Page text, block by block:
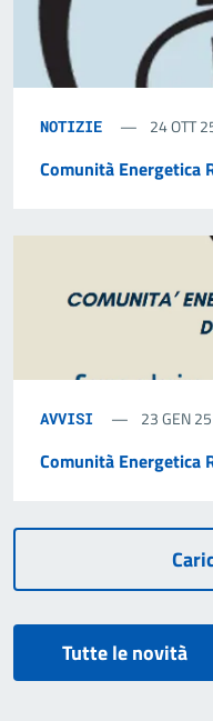
NOTIZIE 24 OTT
Comunità Energetica
AVVISI 23 GEN 25
Comunità Energetica
Tutte le novità